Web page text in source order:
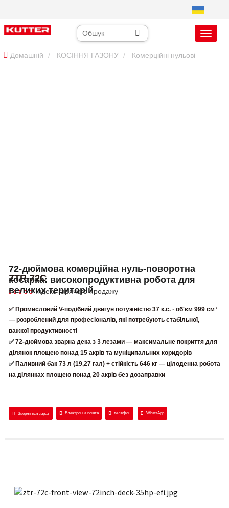
Домашній КОСІННЯ ГАЗОНУ Комерційні нульові
72-дюймова комерційна нуль-поворотна
косарка: високопродуктивна робота для
великих територій
ZTR-72C
Індекс гарячого продажу
✅ Промисловий V-подібний двигун потужністю 37 к.с. · об'єм 999 см³
— розроблений для професіоналів, які потребують стабільної,
важкої продуктивності
✅72-дюймова зварна дека з 3 лезами — максимальне покриття для
ділянок площею понад 15 акрів та муніципальних коридорів
✅ Паливний бак 73 л (19,27 гал) + стійкість 646 кг — цілоденна робота
на ділянках площею понад 20 акрів без дозаправки
Зверніться зараз Електронна пошта телефон WhatsApp